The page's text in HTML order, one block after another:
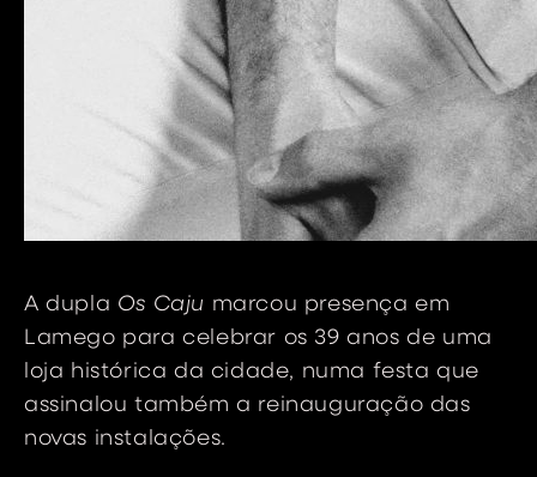
A dupla Os Caju marcou presença em
Lamego para celebrar os 39 anos de uma
loja histórica da cidade, numa festa que
assinalou também a reinauguração das
novas instalações.